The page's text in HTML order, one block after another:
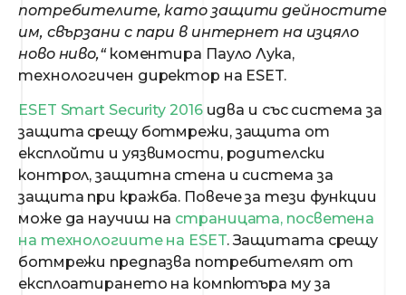
потребителите, като защити дейностите
им, свързани с пари в интернет на изцяло
ново ниво,“коментира Пауло Лука,
технологичен директор на ESET.
ESET Smart Security 2016идва и със система за
защита срещу ботмрежи, защита от
експлойти и уязвимости, родителски
контрол, защитна стена и система за
защита при кражба. Повече за тези функции
може да научиш на страницата, посветена
на технологиите на ESET. Защитата срещу
ботмрежи предпазва потребителят от
експлоатирането на компютъра му за